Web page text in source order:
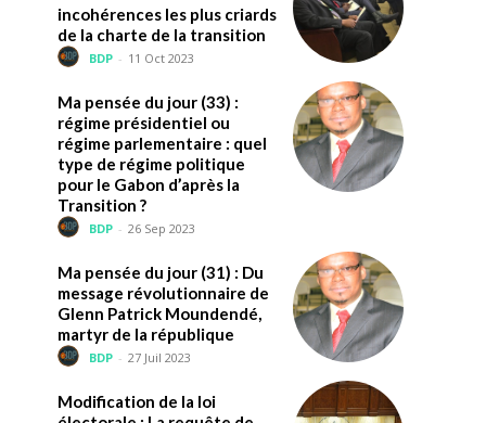
incohérences les plus criards
de la charte de la transition
BDP - 11 Oct 2023
Ma pensée du jour (33) :
régime présidentiel ou
régime parlementaire : quel
type de régime politique
pour le Gabon d’après la
Transition ?
BDP - 26 Sep 2023
Ma pensée du jour (31) : Du
message révolutionnaire de
Glenn Patrick Moundendé,
martyr de la république
BDP - 27 Juil 2023
Modification de la loi